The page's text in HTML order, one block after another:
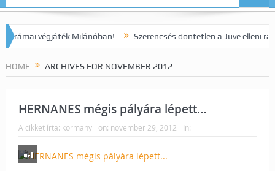
végjáték Milánóban! Szerencsés döntetlen a Juve elleni rangadón!
HOME ARCHIVES FOR NOVEMBER 2012
HERNANES mégis pályára lépett…
A cikket írta: kormany on: november 29, 2012 In: